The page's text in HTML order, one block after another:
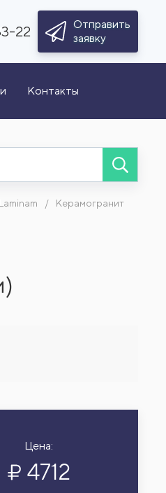
22
Отправить
заявку
Контакты
Керамогранит
Цена:
4712